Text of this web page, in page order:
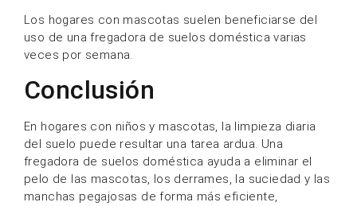
Los hogares con mascotas suelen beneficiarse del
uso de una fregadora de suelos doméstica varias
veces por semana.
Conclusión
En hogares con niños y mascotas, la limpieza diaria
del suelo puede resultar una tarea ardua. Una
fregadora de suelos doméstica ayuda a eliminar el
pelo de las mascotas, los derrames, la suciedad y las
manchas pegajosas de forma más eficiente,